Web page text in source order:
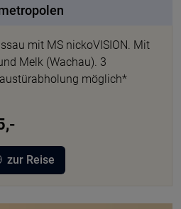
mit MS nickoVISION. Mit
Melk (Wachau). 3
möglich*
zur Reise